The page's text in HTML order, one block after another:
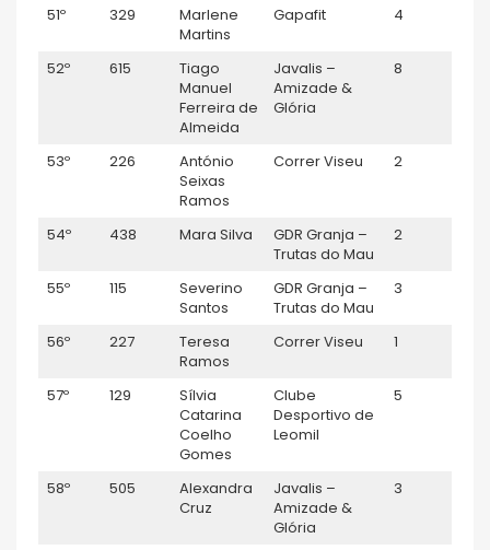
51º 329
Marlene
Martins
Gapafit 4
52º 615
Tiago
Manuel
Ferreira de
Almeida
Javalis –
Amizade &
Glória
8
53º 226
António
Seixas
Ramos
Correr Viseu 2
54º 438 Mara Silva
GDR Granja –
Trutas do Mau
2
55º 115
Severino
Santos
GDR Granja –
Trutas do Mau
3
56º 227
Teresa
Ramos
Correr Viseu 1
57º 129
Sílvia
Catarina
Coelho
Gomes
Clube
Desportivo de
Leomil
5
58º 505
Alexandra
Cruz
Javalis –
Amizade &
Glória
3